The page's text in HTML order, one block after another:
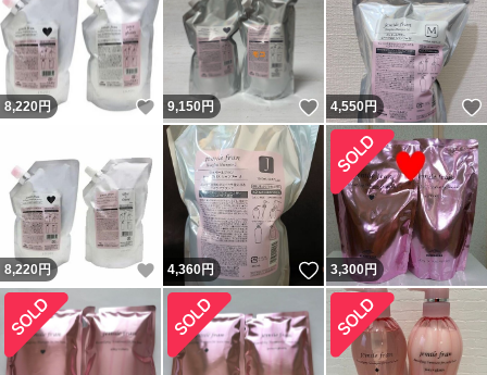
8,220円 いいね！
9,150円 いいね！
4,550円
8,220円 いいね！
4,360円 いいね！
3,300円